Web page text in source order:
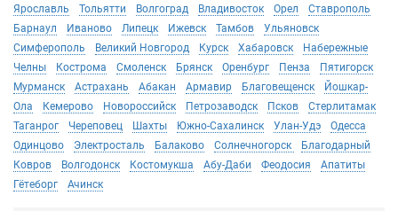
Ярославль
Тольятти Волгоград Владивосток Орел
Ставрополь
Барнаул
Иваново Липецк Ижевск Тамбов
Ульяновск
Симферополь
Великий Новгород Курск Хабаровск
Набережные
Челны
Кострома Смоленск Брянск Оренбург Пенза
Пятигорск
Мурманск
Астрахань Абакан Армавир Благовещенск
Йошкар-
Ола
Кемерово Новороссийск Петрозаводск Псков
Стерлитамак
Таганрог
Череповец Шахты Южно-Сахалинск Улан-Удэ
Одесса
Одинцово
Электросталь Балаково Солнечногорск
Благодарный
Ковров
Волгодонск Костомукша Абу-Даби Феодосия
Апатиты
Гётеборг
Ачинск